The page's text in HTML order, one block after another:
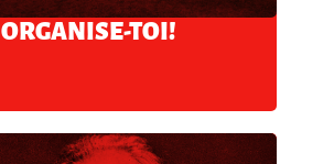
ORGANISE-TOI!